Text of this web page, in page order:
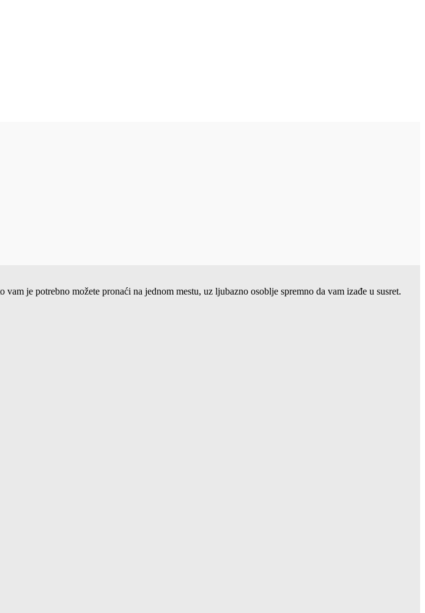
je potrebno možete pronaći na jednom mestu, uz ljubazno osoblje spremno da vam izađe u susret.